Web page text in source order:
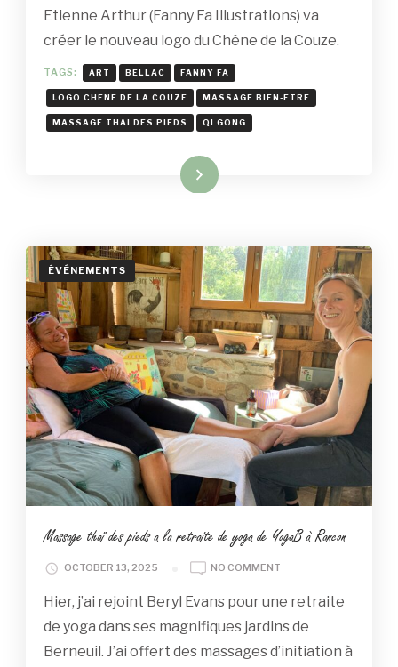
POUR
LE
LA
COUZE
Etienne Arthur (Fanny Fa Illustrations) va
créer le nouveau logo du Chêne de la Couze.
TAGS: ART BELLAC FANNY FA
LOGO CHENE DE LA COUZE MASSAGE BIEN-ETRE
MASSAGE THAI DES PIEDS QI GONG
Read More
ÉVÉNEMENTS
Massage thaï des pieds a la retraite de yoga de YogaB à Rancon
OCTOBER 13, 2025 NO COMMENT
THAÏ
PIEDS
A
Hier, j’ai rejoint Beryl Evans pour une retraite
de yoga dans ses magnifiques jardins de
Berneuil. J’ai offert des massages d’initiation à